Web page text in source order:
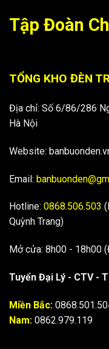
Tập Đoàn
TỔNG KHO ĐÈN
Địa chỉ: Số 6/86/286
Hà Nội
Website:
Email:
Hotline: 0868.506.503
Quỳnh Trang)
Mở cửa: 8h00 - 18h00
Tuyển Đại Lý - CTV -
Miền Bắc:
Nam: 0862.979.119